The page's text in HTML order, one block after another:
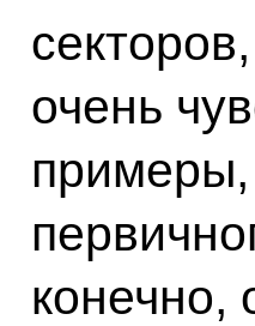
очень
примеры,
конечно,